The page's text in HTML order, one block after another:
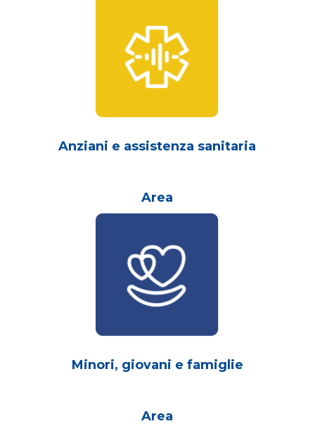
Anziani e assistenza sanitaria
Minori, giovani e famiglie